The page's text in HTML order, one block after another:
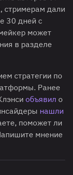
стримерам дали
30 дней с
может
в разделе
стратегии по
Ранее
объявил о
нашли
поможет ли
мнение